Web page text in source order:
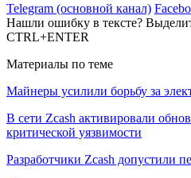
Telegram (основной канал)
Нашли ошибку в тексте?
CTRL+ENTER
Материалы по теме
Майнеры усилили борьбу за
В сети Zcash активировали
критической уязвимости
Разработчики Zcash допустили